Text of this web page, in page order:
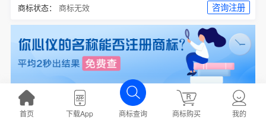
首页 下载App 商标查询 商标购买 我的
商标状态：商标无效 咨询注册
析萃
29类-食品
申请号：48063290
申请日期：2020-07-14